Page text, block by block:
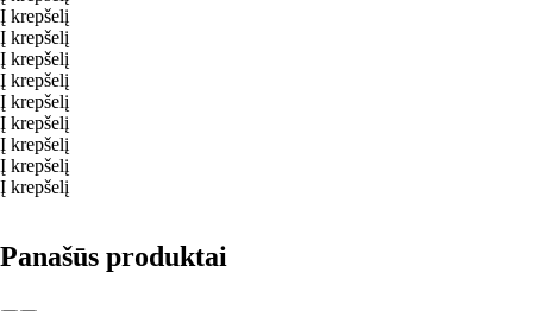
Į krepšelį
Į krepšelį
Į krepšelį
Į krepšelį
Į krepšelį
Į krepšelį
Į krepšelį
Į krepšelį
Į krepšelį
Panašūs produktai